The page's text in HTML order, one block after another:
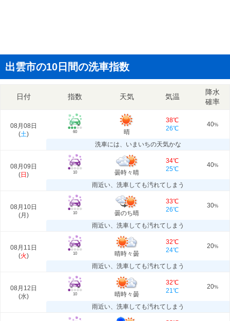
出雲市の10日間の洗車指数
日付 指数 天気 気温
降水
確率
08月08日
(土) 60 晴
38℃
26℃
40%
洗車には、いまいちの天気かな
08月09日
(日 ) 10 曇時々晴
34℃
25℃
40%
雨近い、洗車しても汚れてしまう
08月10日
(月 ) 10 曇のち晴
33℃
26℃
30%
雨近い、洗車しても汚れてしまう
08月11日
(火) 10 晴時々曇
32℃
24℃
20%
雨近い、洗車しても汚れてしまう
08月12日
(水) 10 晴時々曇
32℃
21℃
20%
雨近い、洗車しても汚れてしまう